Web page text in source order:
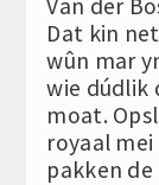
Van der
Dat kin
wûn mar
wie dúdlik
moat.
royaal
pakken